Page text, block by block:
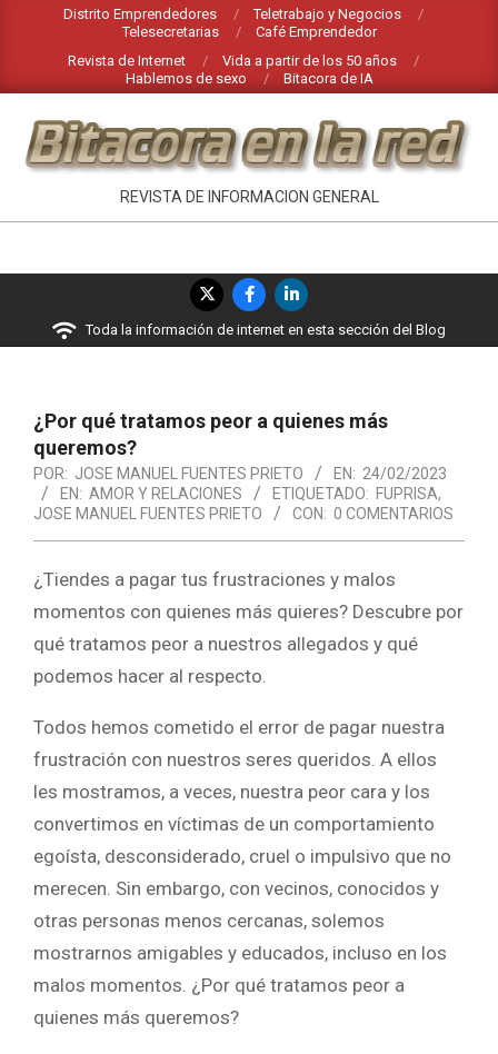
contenido
Distrito Emprendedores
Teletrabajo y Negocios
Telesecretarias
Café Emprendedor
Revista de Internet
Vida a partir de los 50 años
Hablemos de sexo
Bitacora de IA
BITACORA
LA
RED
REVISTA DE INFORMACION GENERAL
navegación
Toda la información de internet en esta sección del Blog
¿Por qué tratamos peor a quienes más
queremos?
POR: JOSE MANUEL FUENTES PRIETO EN: 24/02/2023
EN: AMOR Y RELACIONES ETIQUETADO: FUPRISA,
JOSE MANUEL FUENTES PRIETO
CON: 0 COMENTARIOS
¿Tiendes a pagar tus frustraciones y malos
momentos con quienes más quieres? Descubre por
qué tratamos peor a nuestros allegados y qué
podemos hacer al respecto.
Todos hemos cometido el error de pagar nuestra
frustración con nuestros seres queridos. A ellos
les mostramos, a veces, nuestra peor cara y los
convertimos en víctimas de un comportamiento
egoísta, desconsiderado, cruel o impulsivo que no
merecen. Sin embargo, con vecinos, conocidos y
otras personas menos cercanas, solemos
mostrarnos amigables y educados, incluso en los
malos momentos. ¿Por qué tratamos peor a
quienes más queremos?